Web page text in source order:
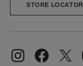
STORE LOCATOR